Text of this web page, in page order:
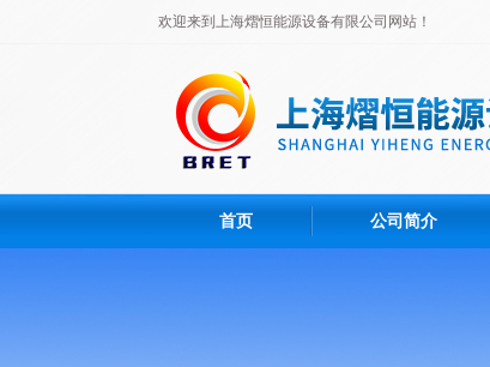
欢迎来到上海熠恒能源设备有限公司网站！
首页 公司简介